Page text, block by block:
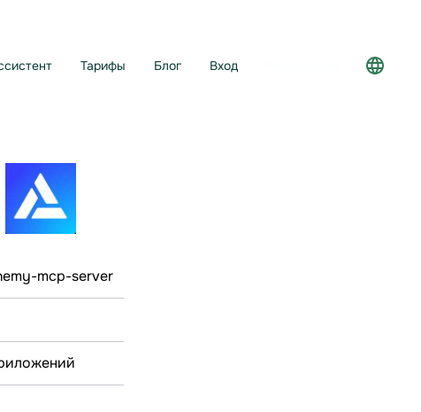
Тарифы Блог Вход
mcp-server